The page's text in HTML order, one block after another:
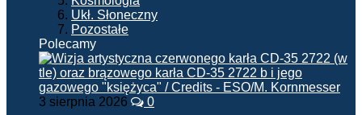
Ukł. Słoneczny
Pozostałe
Polecamy
3 sierpnia 2026 0